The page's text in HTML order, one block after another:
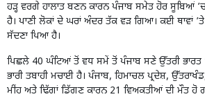
ਹੜ੍ਹ ਵਰਗੇ ਹਾਲਾਤ ਬਣਨ ਕਾਰਨ ਪੰਜਾਬ ਸਮੇਤ ਹੋਰ ਸੂਬਿਆਂ
ਹੈ। ਪਾਣੀ ਲੋਕਾਂ ਦੇ ਘਰਾਂ ਅੰਦਰ ਤੱਕ ਵੜ ਗਿਆ। ਕਈ ਥਾਵਾਂ
ਸੱਦਣਾ ਪਿਆ ਹੈ।
ਪਿਛਲੇ 40 ਘੰਟਿਆਂ ਤੋਂ ਵਧ ਸਮੇਂ ਤੋਂ ਪੰਜਾਬ ਸਣੇ ਉੱਤਰੀ ਭਾਰਤ
ਭਾਰੀ ਤਬਾਹੀ ਮਚਾਈ ਹੈ। ਪੰਜਾਬ, ਹਿਮਾਚਲ ਪ੍ਰਦੇਸ਼,
ਮੀਂਹ ਅਤੇ ਢਿੱਗਾਂ ਡਿੱਗਣ ਕਾਰਨ 21 ਵਿਅਕਤੀਆਂ ਦੀ ਮੌਤ ਹੋ